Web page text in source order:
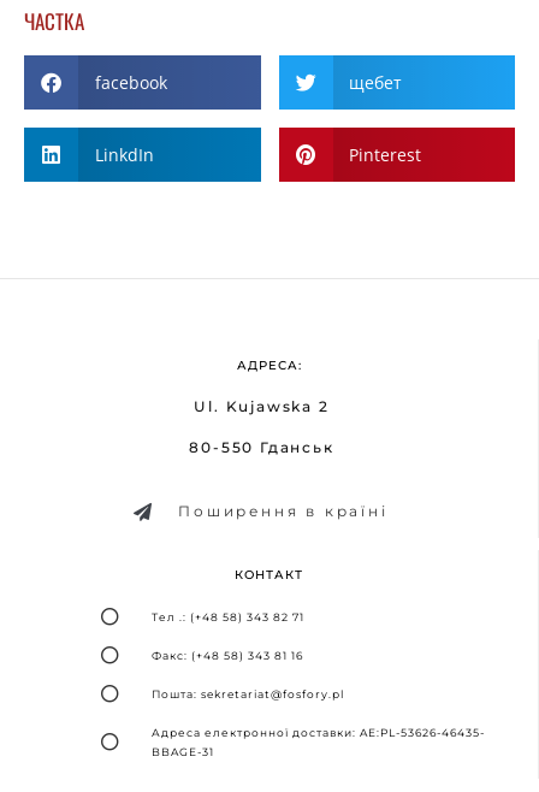
ЧАСТКА
facebook щебет
LinkdIn Pinterest
АДРЕСА:
Ul. Kujawska 2
80-550 Гданськ
Поширення в країні
КОНТАКТ
Тел .: (+48 58) 343 82 71
Факс: (+48 58) 343 81 16
Пошта: sekretariat@fosfory.pl
Адреса електронної доставки: AE:PL-53626-46435-
BBAGE-31